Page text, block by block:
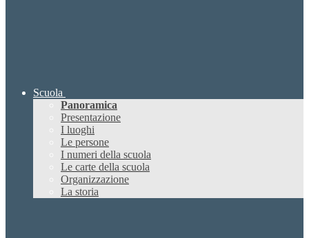
Scuola
Panoramica
Presentazione
I luoghi
Le persone
I numeri della scuola
Le carte della scuola
Organizzazione
La storia